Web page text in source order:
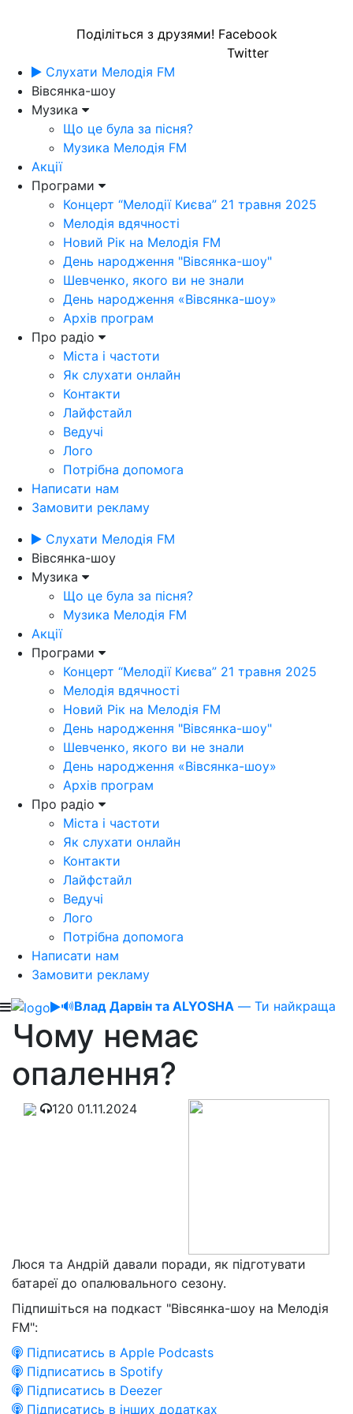
Поділіться з друзями! Facebook
Twitter
Слухати Мелодія FM
Вівсянка-шоу
Музика
Що це була за пісня?
Музика Мелодія FM
Акції
Програми
Концерт “Мелодії Києва” 21 травня 2025
Мелодія вдячності
Новий Рік на Мелодія FM
День народження "Вівсянка-шоу"
Шевченко, якого ви не знали
День народження «Вівсянка-шоу»
Архів програм
Про радіо
Міста і частоти
Як слухати онлайн
Контакти
Лайфстайл
Ведучі
Лого
Потрібна допомога
Написати нам
Замовити рекламу
Слухати Мелодія FM
Вівсянка-шоу
Музика
Що це була за пісня?
Музика Мелодія FM
Акції
Програми
Концерт “Мелодії Києва” 21 травня 2025
Мелодія вдячності
Новий Рік на Мелодія FM
День народження "Вівсянка-шоу"
Шевченко, якого ви не знали
День народження «Вівсянка-шоу»
Архів програм
Про радіо
Міста і частоти
Як слухати онлайн
Контакти
Лайфстайл
Ведучі
Лого
Потрібна допомога
Написати нам
Замовити рекламу
🔊Влад Дарвін та ALYOSHA — Ти найкраща
Чому немає
опалення?
120 01.11.2024
Люся та Андрій давали поради, як підготувати
батареї до опалювального сезону.
Підпишіться на подкаст "Вівсянка-шоу на Мелодія
FM":
Підписатись в Apple Podcasts
Підписатись в Spotify
Підписатись в Deezer
Підписатись в інших додатках